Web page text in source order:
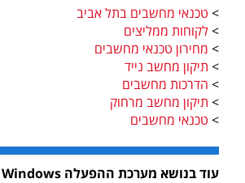
> טכנאי מחשבים בתל אביב
>לקוחות ממליצים
> מחירון טכנאי מחשבים
> תיקון מחשב נייד
> הדרכות מחשבים
> תיקון מחשב מרחוק
> טכנאי מחשבים
עוד בנושא מערכת ההפעלה Windows